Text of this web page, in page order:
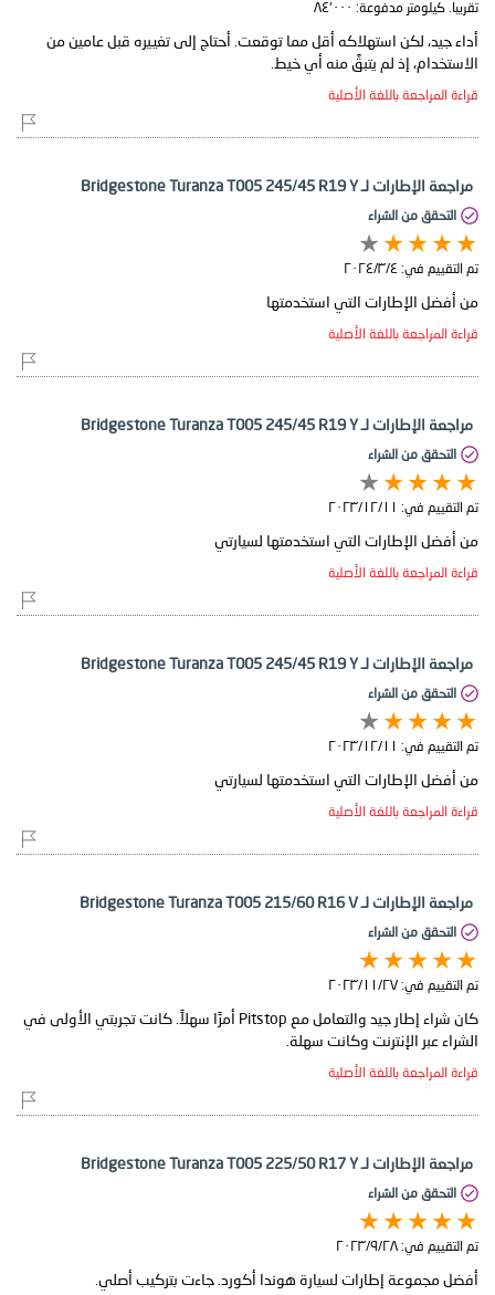
تقريبا. كيلومتر مدفوعة: ٨٤٬٠٠٠
أداء جيد، لكن استهلاكه أقل مما توقعت. أحتاج إلى تغييره قبل عامين من
الاستخدام، إذ لم يتبقَّ منه أي خيط.
قراءة المراجعة باللغة الأصلية
مراجعة الإطارات لـ Bridgestone Turanza T005 245/45 R19 Y
التحقق من الشراء
تم التقييم في: ٤‏/٣‏/٢٠٢٤
من أفضل الإطارات التي استخدمتها
قراءة المراجعة باللغة الأصلية
مراجعة الإطارات لـ Bridgestone Turanza T005 245/45 R19 Y
التحقق من الشراء
تم التقييم في: ١١‏/١٢‏/٢٠٢٣
من أفضل الإطارات التي استخدمتها لسيارتي
قراءة المراجعة باللغة الأصلية
مراجعة الإطارات لـ Bridgestone Turanza T005 245/45 R19 Y
التحقق من الشراء
تم التقييم في: ١١‏/١٢‏/٢٠٢٣
من أفضل الإطارات التي استخدمتها لسيارتي
قراءة المراجعة باللغة الأصلية
مراجعة الإطارات لـ Bridgestone Turanza T005 215/60 R16 V
التحقق من الشراء
تم التقييم في: ٢٧‏/١١‏/٢٠٢٣
كان شراء إطار جيد والتعامل مع Pitstop أمرًا سهلاً. كانت تجربتي الأولى في
الشراء عبر الإنترنت وكانت سهلة.
قراءة المراجعة باللغة الأصلية
مراجعة الإطارات لـ Bridgestone Turanza T005 225/50 R17 Y
التحقق من الشراء
تم التقييم في: ٢٨‏/٩‏/٢٠٢٣
أفضل مجموعة إطارات لسيارة هوندا أكورد. جاءت بتركيب أصلي.